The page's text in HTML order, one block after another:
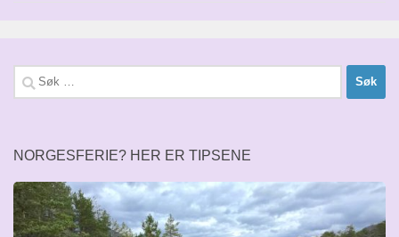
Søk
etter:
NORGESFERIE? HER ER TIPSENE